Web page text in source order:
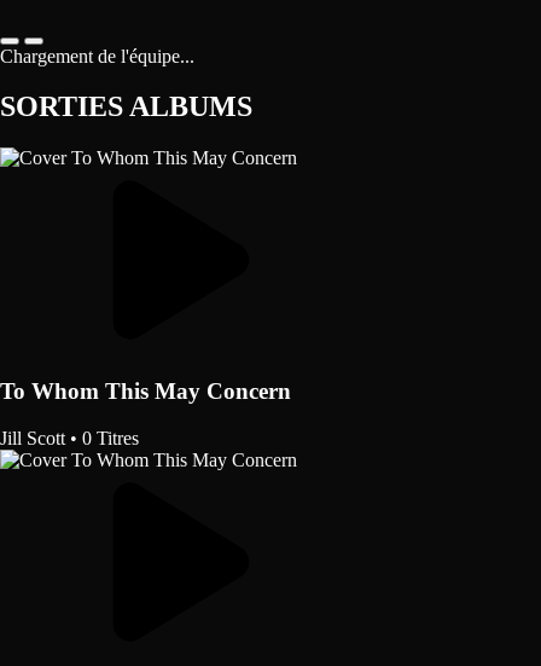
Chargement de l'équipe...
SORTIES ALBUMS
To Whom This May Concern
Jill Scott • 0 Titres